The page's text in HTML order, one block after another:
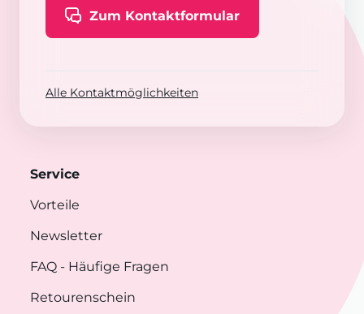
Zum Kontaktformular
Alle Kontaktmöglichkeiten
Service
Vorteile
Newsletter
FAQ - Häufige Fragen
Retourenschein